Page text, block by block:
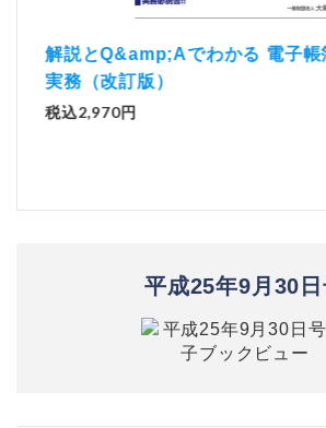
解説とQ&amp;Aでわかる 電子帳
実務（改訂版）
税込2,970円
平成25年9月30